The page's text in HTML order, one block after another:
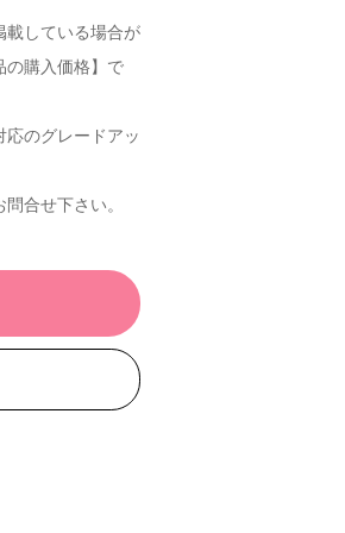
している場合が
の購入価格】で
のグレードアッ
合せ下さい。